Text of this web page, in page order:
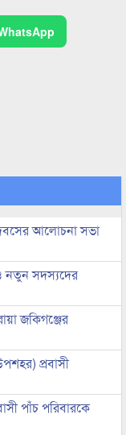
আলোচনা সভা
নতুন সদস্যদের
জকিগঞ্জের
প্রবাসী
পাঁচ পরিবারকে